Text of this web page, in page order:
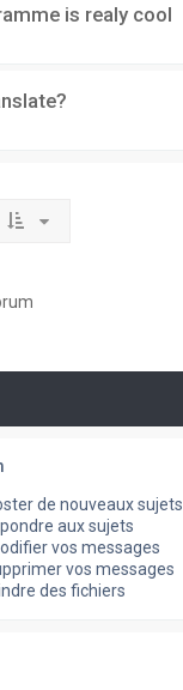
is realy cool
de nouveaux sujets
aux sujets
vos messages
vos messages
des fichiers